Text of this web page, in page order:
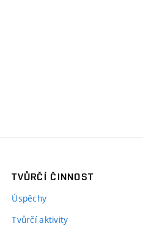
TVŮRČÍ ČINNOST
Úspěchy
Tvůrčí aktivity